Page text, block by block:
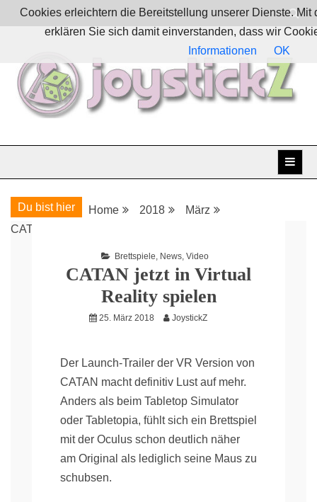
Skip
to
JoystickZ
Du bist hier Home 2018
März
CATAN jetzt in Virtual Reality spielen
Brettspiele, News, Video
CATAN jetzt in Virtual
Reality spielen
25. März 2018 JoystickZ
Der Launch-Trailer der VR Version von
CATAN macht definitiv Lust auf mehr.
Anders als beim Tabletop Simulator
oder Tabletopia, fühlt sich ein Brettspiel
mit der Oculus schon deutlich näher
am Original als lediglich seine Maus zu
schubsen.
Cookies erleichtern die Bereitstellung unserer Dienste. Mit
erklären Sie sich damit einverstanden, dass wir
Informationen
OK